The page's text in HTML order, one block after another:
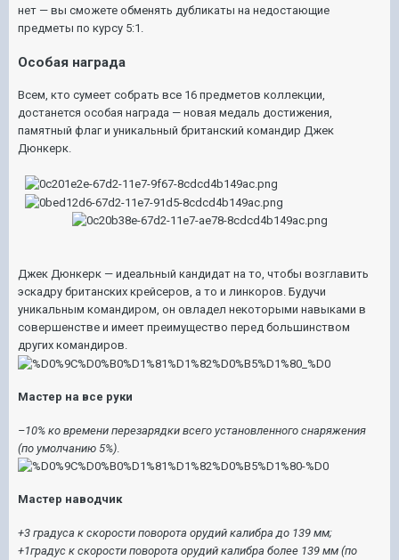
нет — вы сможете обменять дубликаты на недостающие
предметы по курсу 5:1.
Особая награда
Всем, кто сумеет собрать все 16 предметов коллекции,
достанется особая награда — новая медаль достижения,
памятный флаг и уникальный британский командир Джек
Дюнкерк.
Джек Дюнкерк — идеальный кандидат на то, чтобы возглавить
эскадру британских крейсеров, а то и линкоров. Будучи
уникальным командиром, он овладел некоторыми навыками в
совершенстве и имеет преимущество перед большинством
других командиров.
Мастер на все руки
–10% ко времени перезарядки всего установленного снаряжения
(по умолчанию 5%)
Мастер наводчик
+3 градуса к скорости поворота орудий калибра до 139 мм;
+1градус к скорости поворота орудий калибра более 139 мм (по